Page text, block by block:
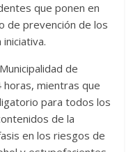
que ponen en
de prevención de los
de
horas, mientras que
para todos los
de la
en los riesgos de